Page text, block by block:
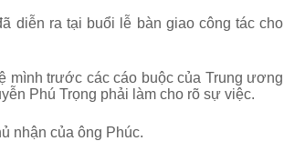
diễn ra tại buổi lễ bàn giao công tác cho
mình trước các cáo buộc của Trung ương
Phú Trọng phải làm cho rõ sự việc.
nhận của ông Phúc.